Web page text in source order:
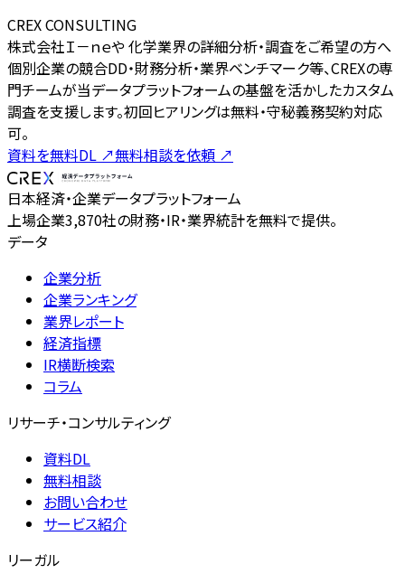
CREX CONSULTING
株式会社Ｉ－ｎｅや 化学業界の詳細分析・調査をご希望の方へ
個別企業の競合DD・財務分析・業界ベンチマーク等、CREXの専
門チームが当データプラットフォームの基盤を活かしたカスタム
調査を支援します。初回ヒアリングは無料・守秘義務契約対応
可。
資料を無料DL ↗無料相談を依頼 ↗
日本経済・企業データプラットフォーム
上場企業3,870社の財務・IR・業界統計を無料で提供。
データ
企業分析
企業ランキング
業界レポート
経済指標
IR横断検索
コラム
リサーチ・コンサルティング
資料DL
無料相談
お問い合わせ
サービス紹介
リーガル